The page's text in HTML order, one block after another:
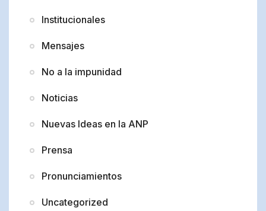
Institucionales
Mensajes
No a la impunidad
Noticias
Nuevas Ideas en la ANP
Prensa
Pronunciamientos
Uncategorized